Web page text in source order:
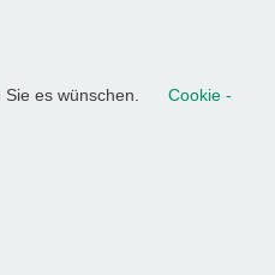
es wünschen.
Cookie -